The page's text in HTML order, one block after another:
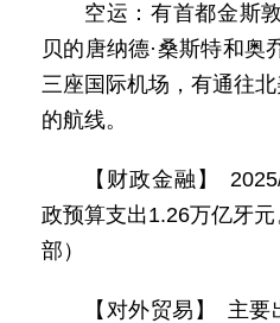
空运：有首都金斯
贝的唐纳德·桑斯特和奥
三座国际机场，有通往
的航线。
【财政金融】
政预算支出1.26万亿牙
部）
【对外贸易】 主要